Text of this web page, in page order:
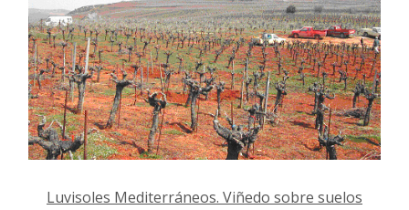
Luvisoles Mediterráneos. Viñedo sobre suelos